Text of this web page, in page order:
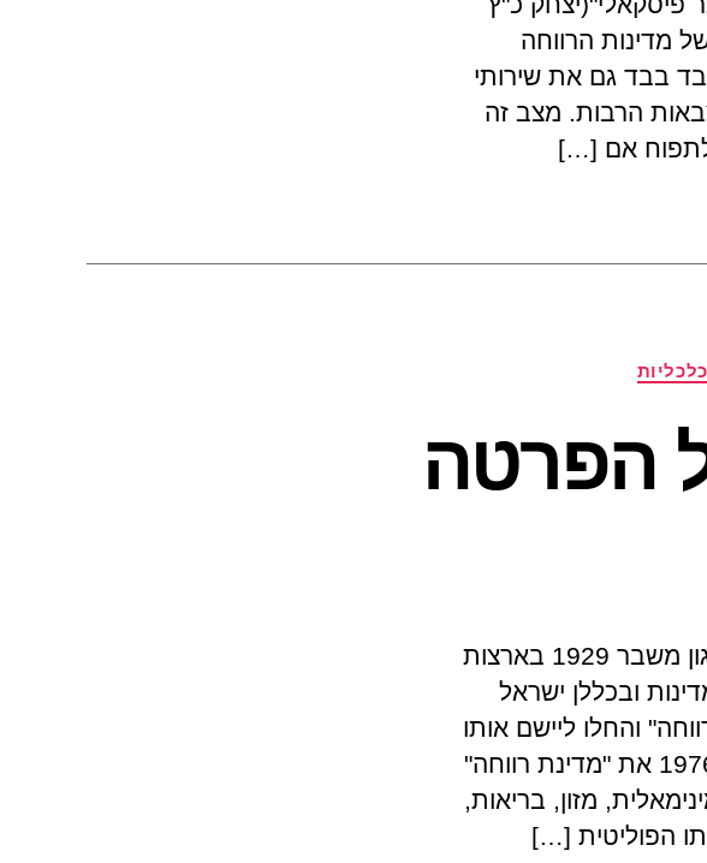
מדינות הרווחה
בבד גם את שירותי
הרבות. מצב זה
לתפוח אם […]
הפרטה
במאה ה-20 , בעקבות אירועים היסטוריים כגון משבר 1929 בארצות
ובכללן ישראל
והחלו ליישם אותו
בפועל. הרולד וילנסקי (Wilensky) הגדיר ב1976 את "מדינת רווחה"
מזון, בריאות,
הפוליטית […]